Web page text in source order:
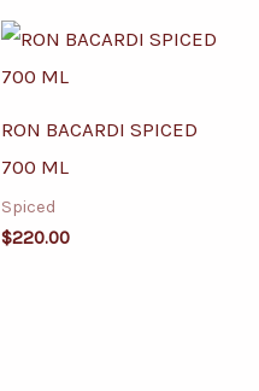
RON BACARDI SPICED
700 ML
Spiced
$220.00